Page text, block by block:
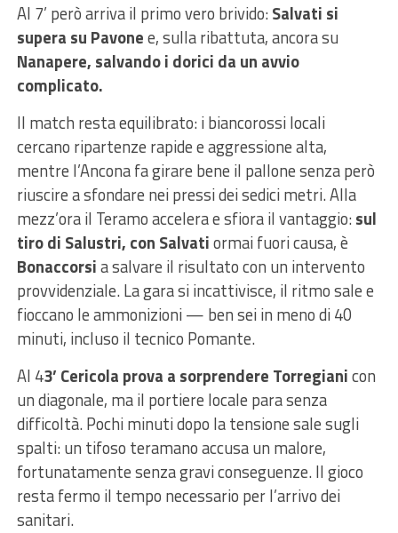
Al 7’ però arriva il primo vero brivido:Salvati si
supera su Pavonee, sulla ribattuta, ancora su
Nanapere, salvando i dorici da un avvio
complicato.
Il match resta equilibrato: i biancorossi locali
cercano ripartenze rapide e aggressione alta,
mentre l’Ancona fa girare bene il pallone senza però
riuscire a sfondare nei pressi dei sedici metri. Alla
mezz’ora il Teramo accelera e sfiora il vantaggio:sul
tiro di Salustri, con Salvatiormai fuori causa, è
Bonaccorsia salvare il risultato con un intervento
provvidenziale. La gara si incattivisce, il ritmo sale e
fioccano le ammonizioni — ben sei in meno di 40
minuti, incluso il tecnico Pomante.
Al 43’ Cericola prova a sorprendere Torregianicon
un diagonale, ma il portiere locale para senza
difficoltà. Pochi minuti dopo la tensione sale sugli
spalti: un tifoso teramano accusa un malore,
fortunatamente senza gravi conseguenze. Il gioco
resta fermo il tempo necessario per l’arrivo dei
sanitari.